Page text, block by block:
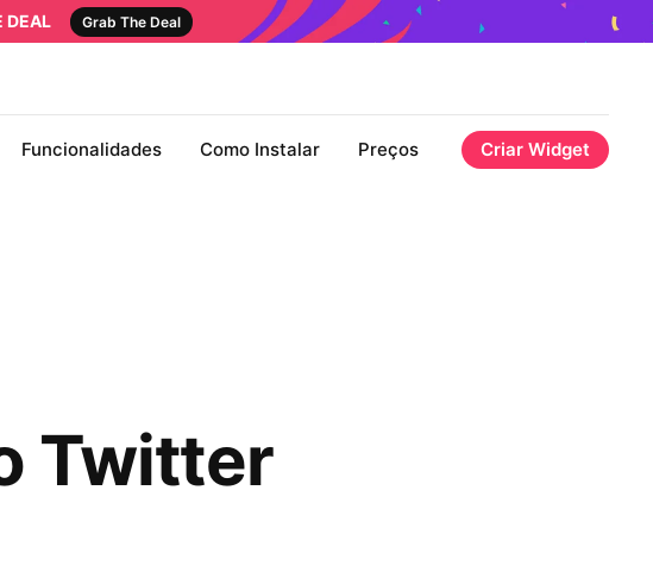
DEAL Grab The Deal
Funcionalidades Como Instalar Preços Criar Widget
Twitter